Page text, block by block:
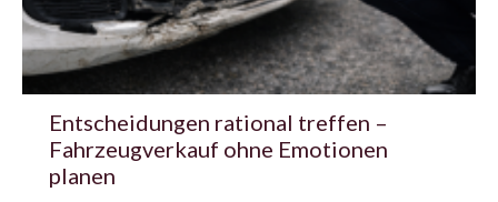
Entscheidungen rational treffen –
Fahrzeugverkauf ohne Emotionen
planen